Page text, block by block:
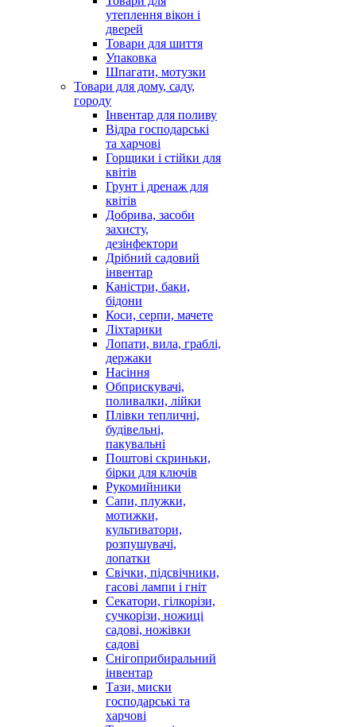
утеплення вікон і
дверей
Товари для шиття
Упаковка
Шпагати, мотузки
Товари для дому, саду,
городу
Інвентар для поливу
Відра господарські
та харчові
Горщики і стійки для
квітів
Грунт і дренаж для
квітів
Добрива, засоби
захисту,
дезінфектори
Дрібний садовий
інвентар
Каністри, баки,
бідони
Коси, серпи, мачете
Ліхтарики
Лопати, вила, граблі,
держаки
Насіння
Обприскувачі,
поливалки, лійки
Плівки тепличні,
будівельні,
пакувальні
Поштові скриньки,
бірки для ключів
Рукомийники
Сапи, плужки,
мотижки,
культиватори,
розпушувачі,
лопатки
Свічки, підсвічники,
гасові лампи і гніт
Секатори, гілкорізи,
сучкорізи, ножиці
садові, ножівки
садові
Снігоприбиральний
інвентар
Тази, миски
господарські та
харчові